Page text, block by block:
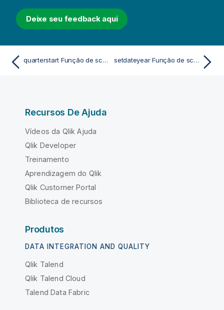
Deixe seu feedback aqui
quarterstart Função de script e de gráfico setdateyear Função de script e de gráfico
Recursos De Ajuda
Vídeos da Qlik Ajuda
Qlik Developer
Treinamento
Aprendizagem do Qlik
Qlik Customer Portal
Biblioteca de recursos
Produtos
DATA INTEGRATION AND QUALITY
Qlik Talend
Qlik Talend Cloud
Talend Data Fabric